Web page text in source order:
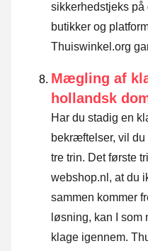
sikkerhedstjeks
butikker og
Thuiswinkel.org
Mægling af
hollandsk
Har du stadig en
bekræftelser, vil
tre trin. Det første
webshop.nl, at du
sammen kommer
løsning, kan I
klage igennem.